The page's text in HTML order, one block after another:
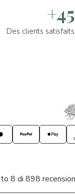
Des clients
8 di 898